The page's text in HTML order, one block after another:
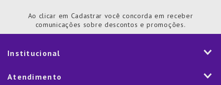
Ao clicar em Cadastrar você concorda em receber
comunicações sobre descontos e promoções.
Institucional
História
Atendimento